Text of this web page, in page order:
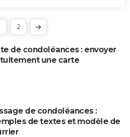
2
de condoléances : envoyer
une carte
de condoléances :
de textes et modèle de